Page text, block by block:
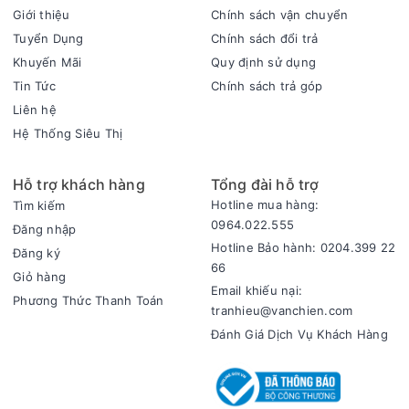
Điều khiển núm xoay dễ dàng điều chỉnh theo nhu cầu nấu
ăn của bạn
Lò vi sóng Sharp R-2348V-BK trang bị điều khiển cơ dạng
núm vặn giúp người dùng dễ dàng thao tác nhanh chóng kích
hoạt lò, với một núm có chức năng chỉnh chế độ/mức công
suất, một núm chức năng cài đặt thời gian/khối lượng. Chỉ
dẫn tiếng Việt đơn giản, dễ hiểu với cả người lớn tuổi, dễ
Giới thiệu
Tuyển Dụng
Khuyến Mãi
Tin Tức
Liên hệ
Hệ Thống Siêu Thị
Chính sách vận chuyển
Chính sách đổi trả
Quy định sử dụng
Chính sách trả góp
Hỗ trợ khách hàng
Tìm kiếm
Đăng nhập
Đăng ký
Giỏ hàng
Phương Thức Thanh Toán
Tổng đài hỗ trợ
Hotline mua hàng:
0964.022.555
Hotline Bảo hành: 0204.399 22
66
Email khiếu nại:
tranhieu@vanchien.com
Đánh Giá Dịch Vụ Khách Hàng